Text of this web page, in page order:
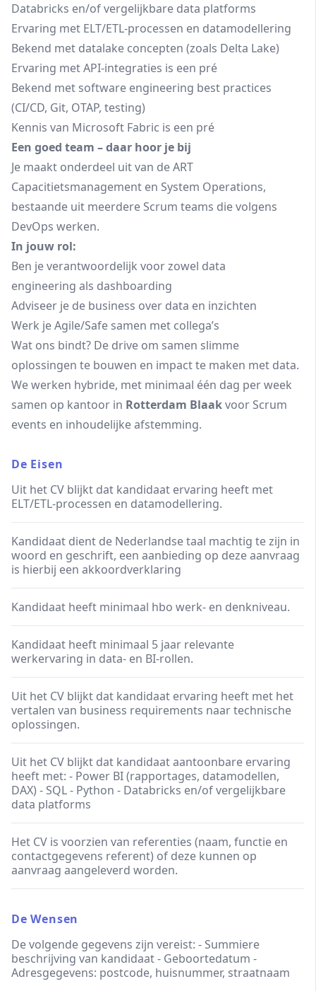
Databricks en/of vergelijkbare data platforms
Ervaring met ELT/ETL-processen en datamodellering
Bekend met datalake concepten (zoals Delta Lake)
Ervaring met API-integraties is een pré
Bekend met software engineering best practices
(CI/CD, Git, OTAP, testing)
Kennis van Microsoft Fabric is een pré
Een goed team – daar hoor je bij
Je maakt onderdeel uit van de ART
Capacitietsmanagement en System Operations,
bestaande uit meerdere Scrum teams die volgens
DevOps werken.
In jouw rol:
Ben je verantwoordelijk voor zowel data
engineering als dashboarding
Adviseer je de business over data en inzichten
Werk je Agile/Safe samen met collega’s
Wat ons bindt? De drive om samen slimme
oplossingen te bouwen en impact te maken met data.
We werken hybride, met minimaal één dag per week
samen op kantoor in Rotterdam Blaakvoor Scrum
events en inhoudelijke afstemming.
De Eisen
Uit het CV blijkt dat kandidaat ervaring heeft met
ELT/ETL-processen en datamodellering.
Kandidaat dient de Nederlandse taal machtig te zijn in
woord en geschrift, een aanbieding op deze aanvraag
is hierbij een akkoordverklaring
Kandidaat heeft minimaal hbo werk- en denkniveau.
Kandidaat heeft minimaal 5 jaar relevante
werkervaring in data- en BI-rollen.
Uit het CV blijkt dat kandidaat ervaring heeft met het
vertalen van business requirements naar technische
oplossingen.
Uit het CV blijkt dat kandidaat aantoonbare ervaring
heeft met: - Power BI (rapportages, datamodellen,
DAX) - SQL - Python - Databricks en/of vergelijkbare
data platforms
Het CV is voorzien van referenties (naam, functie en
contactgegevens referent) of deze kunnen op
aanvraag aangeleverd worden.
De Wensen
De volgende gegevens zijn vereist: - Summiere
beschrijving van kandidaat - Geboortedatum -
Adresgegevens: postcode, huisnummer, straatnaam